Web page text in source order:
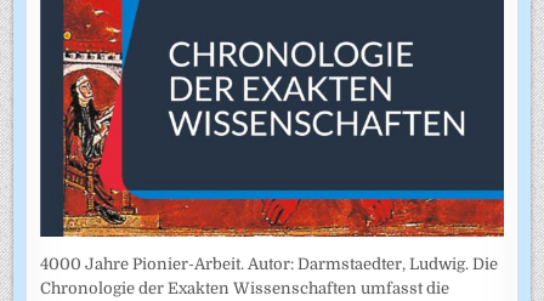
4000 Jahre Pionier-Arbeit. Autor: Darmstaedter, Ludwig. Die
Chronologie der Exakten Wissenschaften umfasst die